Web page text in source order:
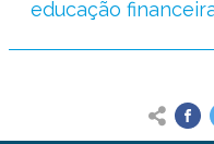
educação